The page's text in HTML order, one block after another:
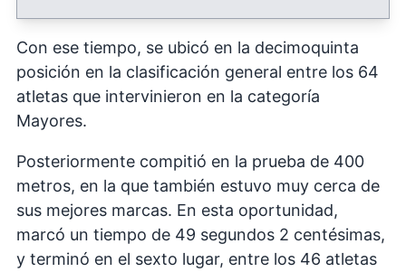
Con ese tiempo, se ubicó en la decimoquinta
posición en la clasificación general entre los 64
atletas que intervinieron en la categoría
Mayores.
Posteriormente compitió en la prueba de 400
metros, en la que también estuvo muy cerca de
sus mejores marcas. En esta oportunidad,
marcó un tiempo de 49 segundos 2 centésimas,
y terminó en el sexto lugar, entre los 46 atletas